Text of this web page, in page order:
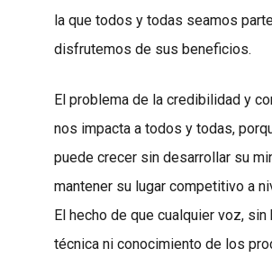
la que todos y todas seamos
disfrutemos de sus beneficios.
El problema de la credibilidad y
nos impacta a todos y todas,
puede crecer sin desarrollar su
mantener su lugar competitivo a
El hecho de que cualquier voz, sin
técnica ni conocimiento de los